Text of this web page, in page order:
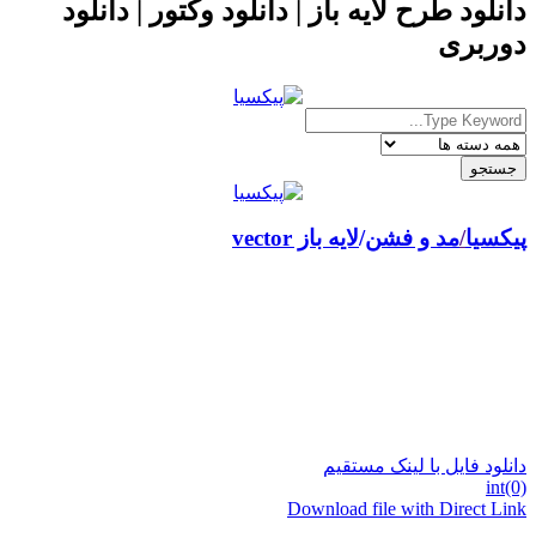
دانلود طرح لایه باز | دانلود وکتور | دانلود
دوربری
پیکسیا/ لایه باز vector مد و فشن
دانلود فایل با لینک مستقیم
int(0)
Download file with Direct Link